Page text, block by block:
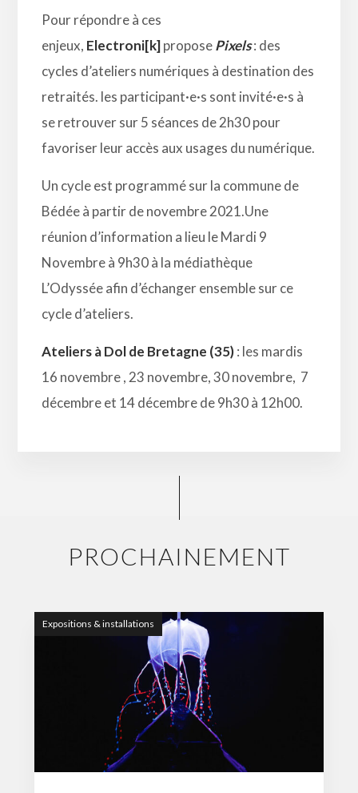
Pour répondre à ces
enjeux, Electroni[k]proposePixels: des
cycles d’ateliers numériques à destination des
retraités. les participant·e·s sont invité·e·s à
se retrouver sur 5 séances de 2h30 pour
favoriser leur accès aux usages du numérique.
Un cycle est programmé sur la commune de
Bédée à partir de novembre 2021.Une
réunion d’information a lieu le Mardi 9
Novembre à 9h30 à la médiathèque
L’Odyssée afin d’échanger ensemble sur ce
cycle d’ateliers.
Ateliers à Dol de Bretagne (35): les mardis
16 novembre , 23 novembre, 30 novembre, 7
décembre et 14 décembre de 9h30 à 12h00.
PROCHAINEMENT
Expositions & installations